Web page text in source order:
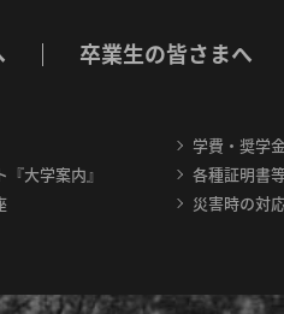
卒業生の皆さまへ
大学案内』
学費・奨学
各種証明書
災害時の対